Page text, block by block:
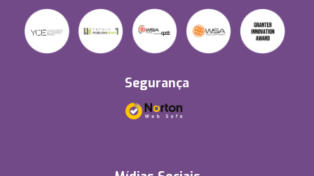
Segurança